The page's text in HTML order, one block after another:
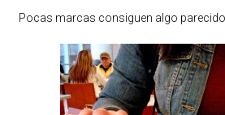
Pocas marcas consiguen algo